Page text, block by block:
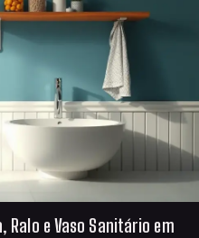
Ralo e Vaso Sanitário em